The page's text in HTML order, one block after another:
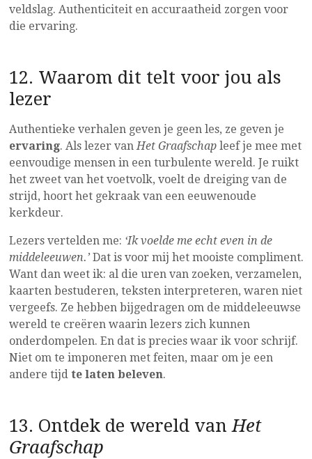
veldslag. Authenticiteit en accuraatheid zorgen voor
die ervaring.
12. Waarom dit telt voor jou als
lezer
Authentieke verhalen geven je geen les, ze geven je
ervaring. Als lezer vanHet Graafschapleef je mee met
eenvoudige mensen in een turbulente wereld. Je ruikt
het zweet van het voetvolk, voelt de dreiging van de
strijd, hoort het gekraak van een eeuwenoude
kerkdeur.
Lezers vertelden me: ‘Ik voelde me echt even in de
middeleeuwen.’Dat is voor mij het mooiste compliment.
Want dan weet ik: al die uren van zoeken, verzamelen,
kaarten bestuderen, teksten interpreteren, waren niet
vergeefs. Ze hebben bijgedragen om de middeleeuwse
wereld te creëren waarin lezers zich kunnen
onderdompelen. En dat is precies waar ik voor schrijf.
Niet om te imponeren met feiten, maar om je een
andere tijd te laten beleven.
13. Ontdek de wereld vanHet
Graafschap